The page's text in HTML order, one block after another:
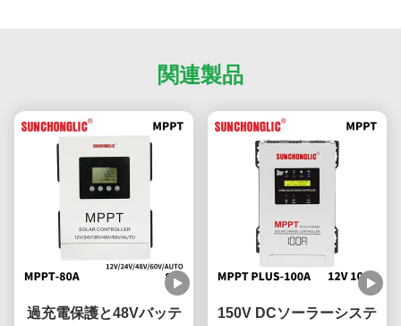
関連製品
過充電保護と48Vバッテ
150V DCソーラーシステ